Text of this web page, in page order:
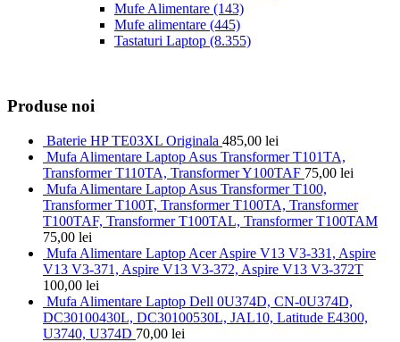
Mufe Alimentare (143)
Mufe alimentare (445)
Tastaturi Laptop (8.355)
Produse noi
Baterie HP TE03XL Originala 485,00 lei
Mufa Alimentare Laptop Asus Transformer T101TA,
Transformer T110TA, Transformer Y100TAF 75,00 lei
Mufa Alimentare Laptop Asus Transformer T100,
Transformer T100T, Transformer T100TA, Transformer
T100TAF, Transformer T100TAL, Transformer T100TAM
75,00 lei
Mufa Alimentare Laptop Acer Aspire V13 V3-331, Aspire
V13 V3-371, Aspire V13 V3-372, Aspire V13 V3-372T
100,00 lei
Mufa Alimentare Laptop Dell 0U374D, CN-0U374D,
DC30100430L, DC30100530L, JAL10, Latitude E4300,
U3740, U374D 70,00 lei